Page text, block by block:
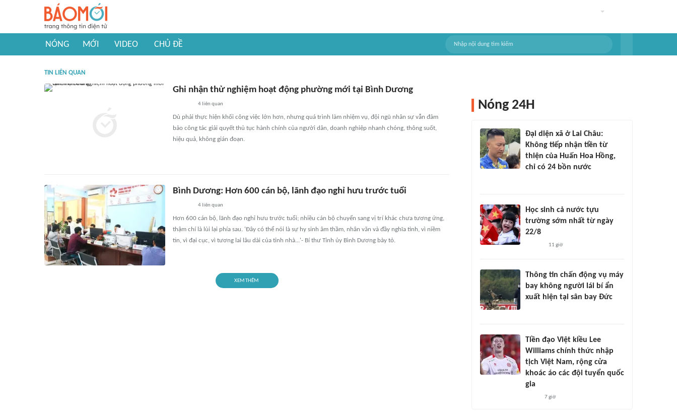
NÓNG MỚI VIDEO CHỦ ĐỀ
TIN LIÊN QUAN
Ghi nhận thử nghiệm hoạt động phường mới tại Bình Dương
4liên quan
Dù phải thực hiện khối công việc lớn hơn, nhưng quá trình làm nhiệm vụ, đội ngũ nhân sự vẫn đảm
bảo công tác giải quyết thủ tục hành chính của người dân, doanh nghiệp nhanh chóng, thông suốt,
hiệu quả, không gián đoạn.
Bình Dương: Hơn 600 cán bộ, lãnh đạo nghỉ hưu trước tuổi
4liên quan
Hơn 600 cán bộ, lãnh đạo nghỉ hưu trước tuổi; nhiều cán bộ chuyển sang vị trí khác chưa tương ứng,
thậm chí là lùi lại phía sau. 'Đây có thể nói là sự hy sinh âm thầm, nhân văn và đầy nghĩa tình, vì niềm
tin, vì đại cục, vì tương lai lâu dài của tỉnh nhà...'- Bí thư Tỉnh ủy Bình Dương bày tỏ.
XEM THÊM
Nóng 24H
Đại diện xã ở Lai Châu:
Không tiếp nhận tiền từ
thiện của Huấn Hoa Hồng,
chỉ có 24 bồn nước
Học sinh cả nước tựu
trường sớm nhất từ ngày
22/8
11 giờ
Thông tin chấn động vụ máy
bay không người lái bí ẩn
xuất hiện tại sân bay Đức
Tiền đạo Việt kiều Lee
Williams chính thức nhập
tịch Việt Nam, rộng cửa
khoác áo các đội tuyển quốc
gia
7 giờ